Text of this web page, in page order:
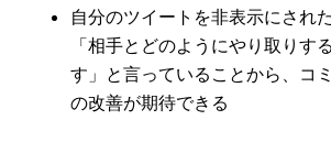
自分のツイートを非表示にされ
「相手とどのようにやり取りす
す」と言っていることから、コ
の改善が期待できる